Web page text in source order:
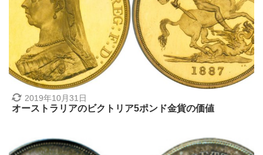
2019年10月31日
オーストラリアのビクトリア5ポンド金貨の価値